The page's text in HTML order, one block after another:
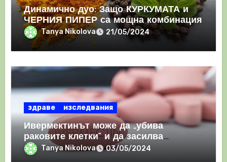
Динамично дуо: Защо КУРКУМАТА и
ЧЕРНИЯ ПИПЕР са мощна комбинация
Tanya Nikolova 21/05/2024
здраве изследвания
Ивермектинът може да „убива
раковите клетки“ и да засилва
имунния отговор
Tanya Nikolova 03/05/2024